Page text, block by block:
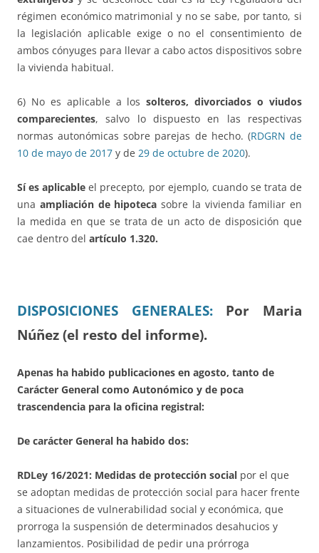
régimen económico matrimonial y no se sabe, por tanto, si
la legislación aplicable exige o no el consentimiento de
ambos cónyuges para llevar a cabo actos dispositivos sobre
la vivienda habitual.
6) No es aplicable a lossolteros, divorciados o viudos
comparecientes, salvo lo dispuesto en las respectivas
normas autonómicas sobre parejas de hecho. (RDGRN de
10 de mayo de 2017 y de 29 de octubre de 2020).
Sí es aplicable el precepto, por ejemplo, cuando se trata de
una ampliación de hipoteca sobre la vivienda familiar en
la medida en que se trata de un acto de disposición que
cae dentro del artículo 1.320.
DISPOSICIONES GENERALES:
Por Maria
Núñez (el resto del informe).
Apenas ha habido publicaciones en agosto, tanto de
Carácter General como Autonómico y de poca
trascendencia para la oficina registral:
De carácter General ha habido dos:
RDLey 16/2021: Medidas de protección social por el que
se adoptan medidas de protección social para hacer frente
a situaciones de vulnerabilidad social y económica, que
prorroga la suspensión de determinados desahucios y
lanzamientos. Posibilidad de pedir una prórroga